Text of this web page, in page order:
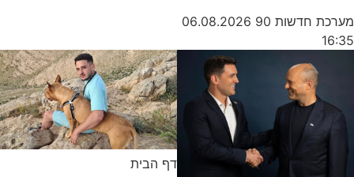
מערכת חדשות 90
06.08.2026
16:35
דף הבית